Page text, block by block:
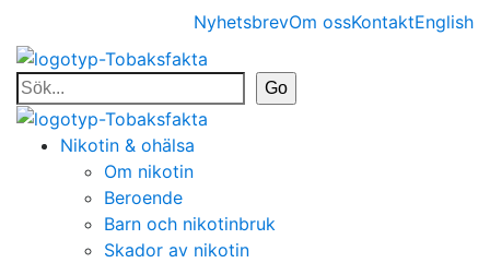
NyhetsbrevOm ossKontaktEnglish
Nikotin & ohälsa
Om nikotin
Beroende
Barn och nikotinbruk
Skador av nikotin